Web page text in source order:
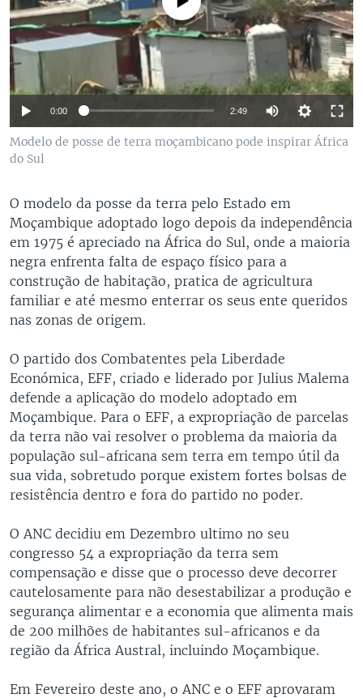
0:00 2:49
Modelo de posse de terra moçambicano pode inspirar África
do Sul
O modelo da posse da terra pelo Estado em
Moçambique adoptado logo depois da independência
em 1975 é apreciado na África do Sul, onde a maioria
negra enfrenta falta de espaço físico para a
construção de habitação, pratica de agricultura
familiar e até mesmo enterrar os seus ente queridos
nas zonas de origem.
O partido dos Combatentes pela Liberdade
Económica, EFF, criado e liderado por Julius Malema
defende a aplicação do modelo adoptado em
Moçambique. Para o EFF, a expropriação de parcelas
da terra não vai resolver o problema da maioria da
população sul-africana sem terra em tempo útil da
sua vida, sobretudo porque existem fortes bolsas de
resistência dentro e fora do partido no poder.
O ANC decidiu em Dezembro ultimo no seu
congresso 54 a expropriação da terra sem
compensação e disse que o processo deve decorrer
cautelosamente para não desestabilizar a produção e
segurança alimentar e a economia que alimenta mais
de 200 milhões de habitantes sul-africanos e da
região da África Austral, incluindo Moçambique.
Em Fevereiro deste ano, o ANC e o EFF aprovaram